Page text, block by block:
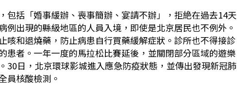
包括「婚事緩辦、喪事簡辦、宴請不辦」，拒絶在過去14天
例出現的縣級地區的人員入境，即使是北京居民也不例外。
咳和退燒藥，防止病患自行買藥緩解症狀。診所也不得接診
患者。一年一度的馬拉松比賽延後，並關閉部分區域的遊樂
30日，北京環球影城進入應急防疫狀態，並傳出發現新冠肺
員核酸檢測。